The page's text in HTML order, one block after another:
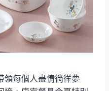
領每個人盡情徜徉夢